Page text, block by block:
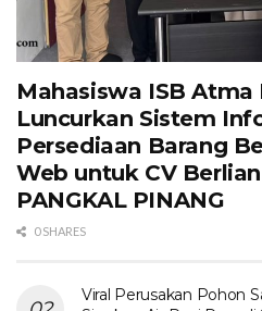
Mahasiswa ISB Atma
Luncurkan Sistem
Persediaan Barang
Web untuk CV
PANGKAL PINANG
0 SHARES
Viral Perusakan Pohon